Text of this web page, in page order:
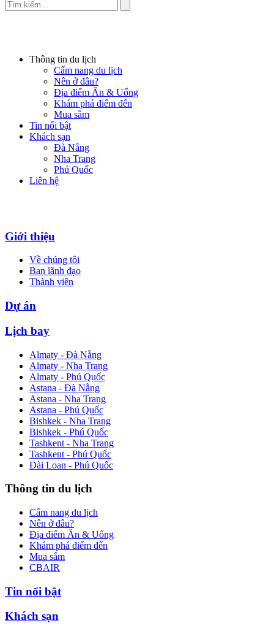
Thông tin du lịch
Cẩm nang du lịch
Nên ở đâu?
Địa điểm Ăn & Uống
Khám phá điểm đến
Mua sắm
Tin nổi bật
Khách sạn
Đà Nẵng
Nha Trang
Phú Quốc
Liên hệ
Giới thiệu
Về chúng tôi
Ban lãnh đạo
Thành viên
Dự án
Lịch bay
Almaty - Đà Nẵng
Almaty - Nha Trang
Almaty - Phú Quốc
Astana - Đà Nẵng
Astana - Nha Trang
Astana - Phú Quốc
Bishkek - Nha Trang
Bishkek - Phú Quốc
Tashkent - Nha Trang
Tashkent - Phú Quốc
Đài Loan - Phú Quốc
Thông tin du lịch
Cẩm nang du lịch
Nên ở đâu?
Địa điểm Ăn & Uống
Khám phá điểm đến
Mua sắm
CBAIR
Tin nổi bật
Khách sạn